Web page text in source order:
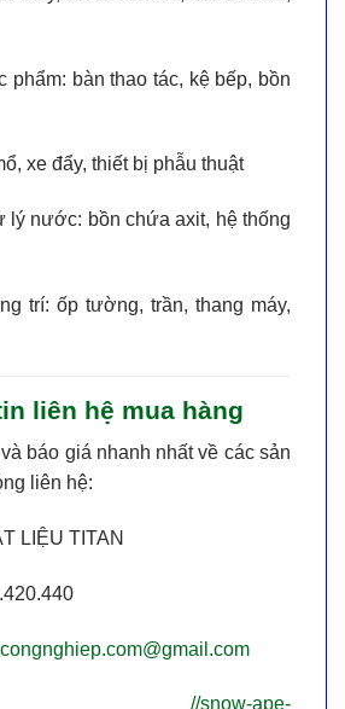
phẩm: bàn thao tác, kệ bếp, bồn
xe đẩy, thiết bị phẫu thuật
lý nước: bồn chứa axit, hệ thống
trí: ốp tường, trần, thang máy,
liên hệ mua hàng
báo giá nhanh nhất về các sản
liên hệ:
LIỆU TITAN
//snow-ape-